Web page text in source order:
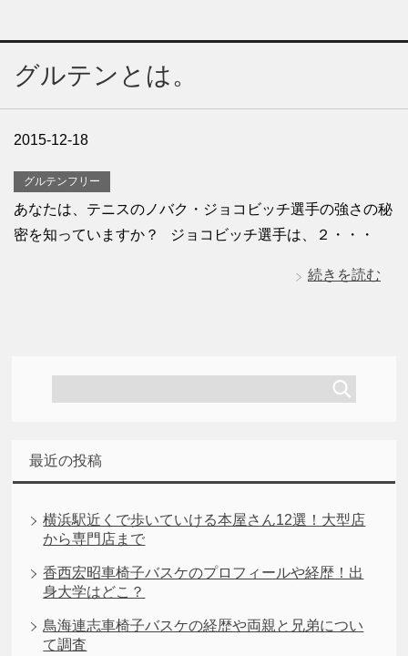
グルテンとは。
2015-12-18
グルテンフリー
あなたは、テニスのノバク・ジョコビッチ選手の強さの秘
密を知っていますか？ ジョコビッチ選手は、２・・・
続きを読む
最近の投稿
横浜駅近くで歩いていける本屋さん12選！大型店
から専門店まで
香西宏昭車椅子バスケのプロフィールや経歴！出
身大学はどこ？
鳥海連志車椅子バスケの経歴や両親と兄弟につい
て調査